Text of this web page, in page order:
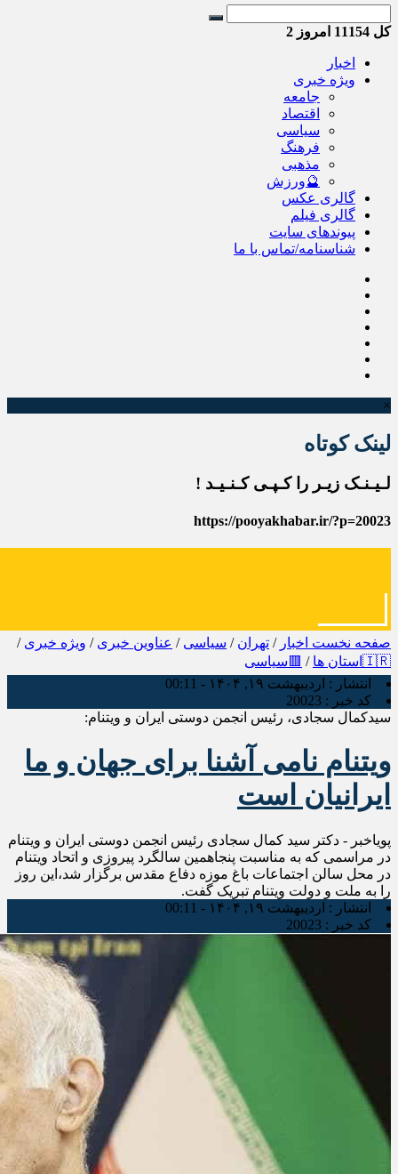
کل امروز 2
اخبار
ویژه خبری
جامعه
اقتصاد
سیاسی
فرهنگ
مذهبی
🔮ورزش
گالری عکس
گالری فیلم
پیوندهای سایت
شناسنامه/تماس با ما
×
لینک کوتاه
لـیـنـک زیـر را کـپـی کـنـیـد !
https://pooyakhabar.ir/?p=20023
صفحه نخست اخبار / تهران / سیاسی / عناوین خبری / ویژه خبری /
🇮🇷استان ها
/ 🟥سیاسی
انتشار : اردیبهشت ۱۹, ۱۴۰۴ - 00:11
کد خبر : 20023
سیدکمال سجادی، رئیس انجمن دوستی ایران و ویتنام:
ویتنام نامی آشنا برای جهان و ما
ایرانیان است
پویاخبر - دکتر سید کمال سجادی رئیس انجمن دوستی ایران و ویتنام
در مراسمی که به مناسبت پنجاهمین سالگرد پیروزی و اتحاد ویتنام
در محل سالن اجتماعات باغ موزه دفاع مقدس برگزار شد،این روز
را به ملت و دولت ویتنام تبریک گفت.
انتشار : اردیبهشت ۱۹, ۱۴۰۴ - 00:11
کد خبر : 20023